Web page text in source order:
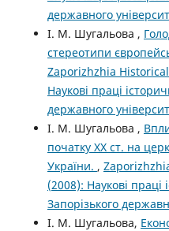
державного
І. М. Шугальова ,
стереотипи
Zaporizhzhia
Наукові праці
державного
І. М. Шугальова ,
початку ХХ ст. на
України. ,
(2008): Наукові праці
Запорізького
І. М. Шугальова,